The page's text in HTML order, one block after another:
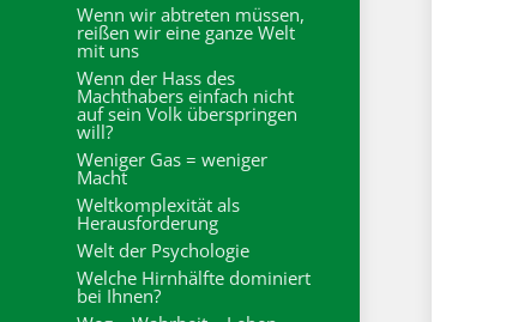
Wenn wir abtreten müssen,
reißen wir eine ganze Welt
mit uns
Wenn der Hass des
Machthabers einfach nicht
auf sein Volk überspringen
will?
Weniger Gas = weniger
Macht
Weltkomplexität als
Herausforderung
Welt der Psychologie
Welche Hirnhälfte dominiert
bei Ihnen?